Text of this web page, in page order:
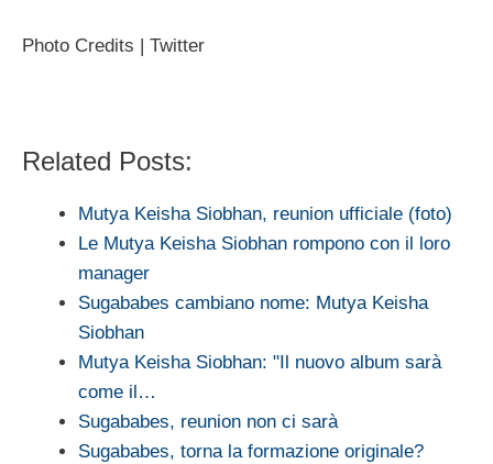
Photo Credits | Twitter
Related Posts:
Mutya Keisha Siobhan, reunion ufficiale (foto)
Le Mutya Keisha Siobhan rompono con il loro
manager
Sugababes cambiano nome: Mutya Keisha
Siobhan
Mutya Keisha Siobhan: "Il nuovo album sarà
come il…
Sugababes, reunion non ci sarà
Sugababes, torna la formazione originale?